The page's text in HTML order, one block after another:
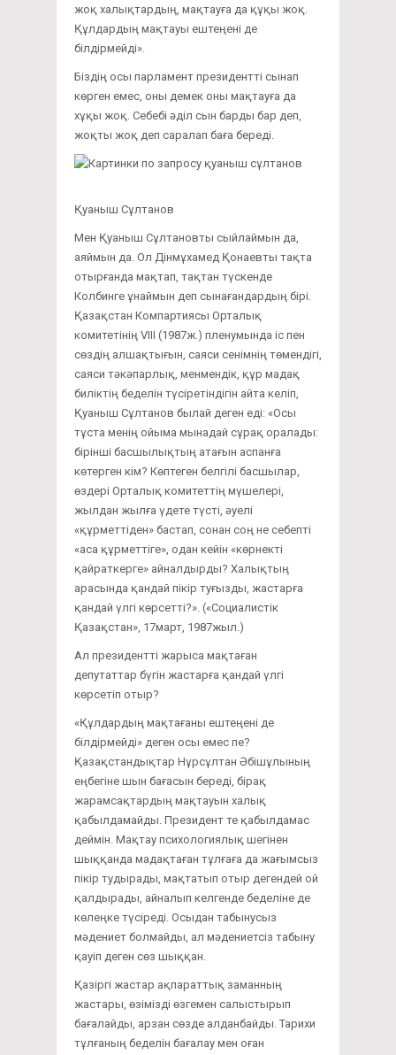
жоқ халықтардың, мақтауға да құқы жоқ.
Құлдардың мақтауы ештеңені де
білдірмейді».
Біздің осы парламент президентті сынап
көрген емес, оны демек оны мақтауға да
хұқы жоқ. Себебі әділ сын барды бар деп,
жоқты жоқ деп саралап баға береді.
Қуаныш Сұлтанов
Мен Қуаныш Сұлтановты сыйлаймын да,
аяймын да. Ол Дінмұхамед Қонаевты тақта
отырғанда мақтап, тақтан түскенде
Колбинге ұнаймын деп сынағандардың бірі.
Қазақстан Компартиясы Орталық
комитетінің VІІІ (1987ж.) пленумында іс пен
сөздің алшақтығын, саяси сенімнің төмендігі,
саяси тәкәпарлық, менмендік, құр мадақ
биліктің беделін түсіретіндігін айта келіп,
Қуаныш Сұлтанов былай деген еді: «Осы
тұста менің ойыма мынадай сұрақ оралады:
бірінші басшылықтың атағын аспанға
көтерген кім? Көптеген белгілі басшылар,
өздері Орталық комитеттің мүшелері,
жылдан жылға үдете түсті, әуелі
«құрметтіден» бастап, сонан соң не себепті
«аса құрметтіге», одан кейін «көрнекті
қайраткерге» айналдырды? Халықтың
арасында қандай пікір туғызды, жастарға
қандай үлгі көрсетті?». («Социалистік
Қазақстан», 17март, 1987жыл.)
Ал президентті жарыса мақтаған
депутаттар бүгін жастарға қандай үлгі
көрсетіп отыр?
«Құлдардың мақтағаны ештеңені де
білдірмейді» деген осы емес пе?
Қазақстандықтар Нұрсұлтан Әбішұлының
еңбегіне шын бағасын береді, бірақ
жарамсақтардың мақтауын халық
қабылдамайды. Президент те қабылдамас
деймін. Мақтау психологиялық шегінен
шыққанда мадақтаған тұлғаға да жағымсыз
пікір тудырады, мақтатып отыр дегендей ой
қалдырады, айналып келгенде беделіне де
көлеңке түсіреді. Осыдан табынусыз
мәдениет болмайды, ал мәдениетсіз табыну
қауіп деген сөз шыққан.
Қазіргі жастар ақпараттық заманның
жастары, өзімізді өзгемен салыстырып
бағалайды, арзан сөзде алданбайды. Тарихи
тұлғаның беделін бағалау мен оған